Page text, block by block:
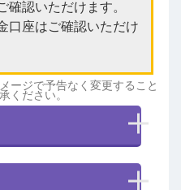
確認いただけます。
口座はご確認いただけ
ージで予告なく変更すること
ください。